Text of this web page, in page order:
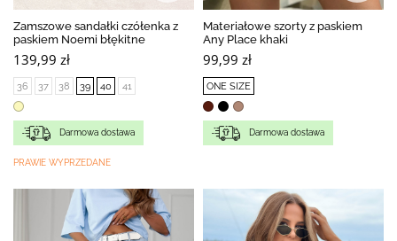
Zamszowe sandałki czółenka z
paskiem Noemi błękitne
139,99 zł
36 37 38 39 40 41
Darmowa dostawa
PRAWIE WYPRZEDANE
Materiałowe szorty z paskiem
Any Place khaki
99,99 zł
ONE SIZE
Darmowa dostawa